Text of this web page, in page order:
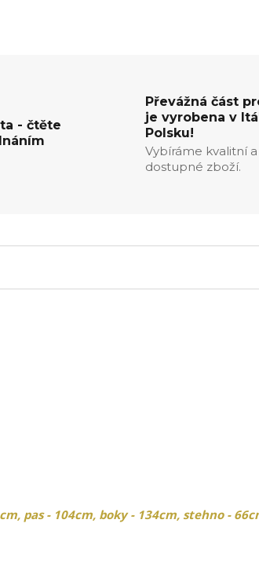
- čtěte
Převážná část
je vyrobena v
Polsku!
Vybíráme kvalitní
dostupné zboží.
pas - 104cm, boky - 134cm, stehno -